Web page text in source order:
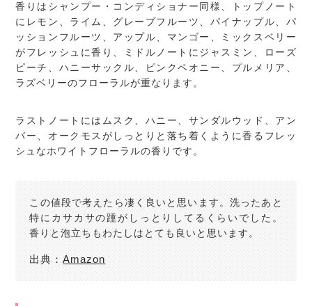
香りはシャンプー・コンディショナー同様、トップノート
にレモン、ライム、グレープフルーツ、パイナップル、パ
ッションフルーツ、アップル、マンゴー、ミックスベリー
がフレッシュに香り、ミドルノートにジャスミン、ローズ
ピーチ、ハニーサックル、ピンクペオニー、プルメリア、
ラズベリーのフローラルが重なります。
ラストノートにはムスク、ハニー、サンダルウッド、アン
バー、オークモスがしっとりと落ち着くように香るフレッ
シュなホワイトフローラルの香りです。
この値段で考えたら凄く良いと思います。洗ったあと
特にカサカサの踵がしっとりしてるくらいでした。
香りと泡立ちもわたしはとても良いと思います。
出典：Amazon